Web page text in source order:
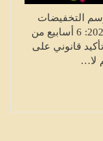
التخفيضات
الصيفية 2026: 6 أسابيع من
قانوني على
لا…